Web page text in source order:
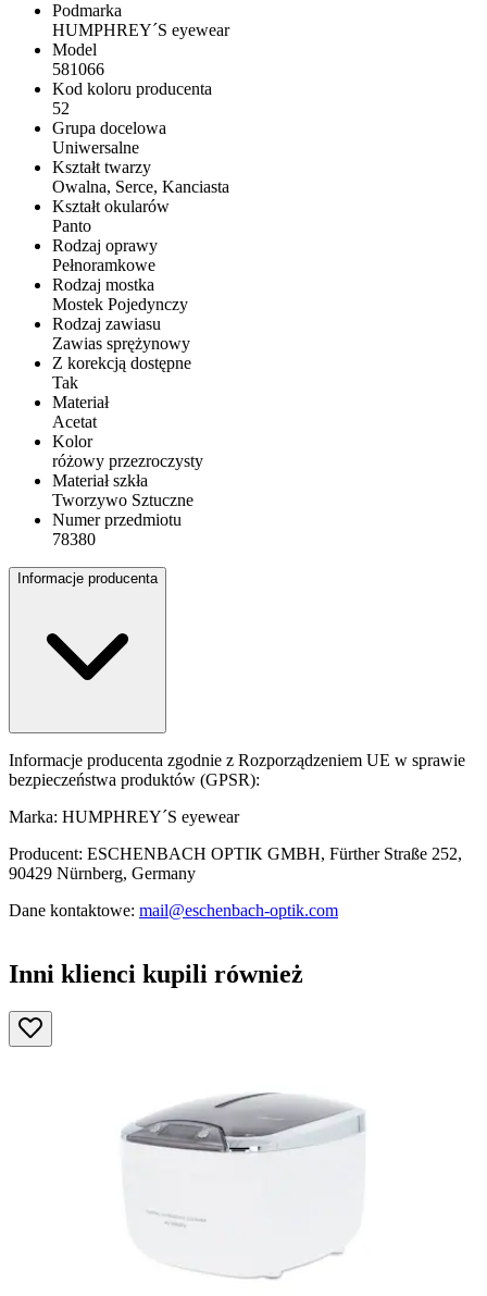
Podmarka
HUMPHREY´S eyewear
Model
581066
Kod koloru producenta
52
Grupa docelowa
Uniwersalne
Kształt twarzy
Owalna, Serce, Kanciasta
Kształt okularów
Panto
Rodzaj oprawy
Pełnoramkowe
Rodzaj mostka
Mostek Pojedynczy
Rodzaj zawiasu
Zawias sprężynowy
Z korekcją dostępne
Tak
Materiał
Acetat
Kolor
różowy przezroczysty
Materiał szkła
Tworzywo Sztuczne
Numer przedmiotu
78380
Informacje producenta
Informacje producenta zgodnie z Rozporządzeniem UE w sprawie
bezpieczeństwa produktów (GPSR):
Marka: HUMPHREY´S eyewear
Producent: ESCHENBACH OPTIK GMBH, Fürther Straße 252,
90429 Nürnberg, Germany
Dane kontaktowe: mail@eschenbach-optik.com
Inni klienci kupili również